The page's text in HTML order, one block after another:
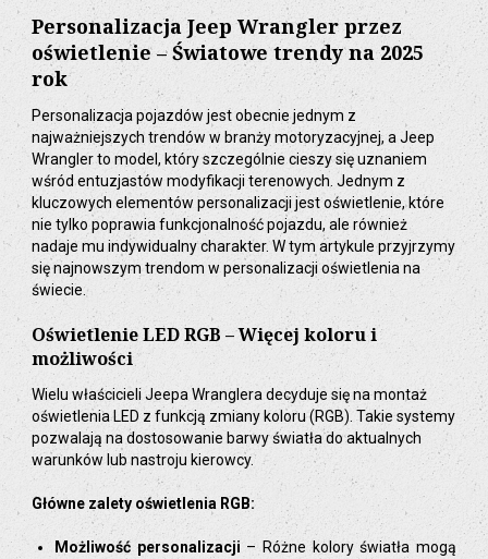
Personalizacja Jeep Wrangler przez
oświetlenie – Światowe trendy na 2025
rok
Personalizacja pojazdów jest obecnie jednym z
najważniejszych trendów w branży motoryzacyjnej, a Jeep
Wrangler to model, który szczególnie cieszy się uznaniem
wśród entuzjastów modyfikacji terenowych. Jednym z
kluczowych elementów personalizacji jest oświetlenie, które
nie tylko poprawia funkcjonalność pojazdu, ale również
nadaje mu indywidualny charakter. W tym artykule przyjrzymy
się najnowszym trendom w personalizacji oświetlenia na
świecie.
Oświetlenie LED RGB – Więcej koloru i
możliwości
Wielu właścicieli Jeepa Wranglera decyduje się na montaż
oświetlenia LED z funkcją zmiany koloru (RGB). Takie systemy
pozwalają na dostosowanie barwy światła do aktualnych
warunków lub nastroju kierowcy.
Główne zalety oświetlenia RGB:
Możliwość personalizacji – Różne kolory światła mogą